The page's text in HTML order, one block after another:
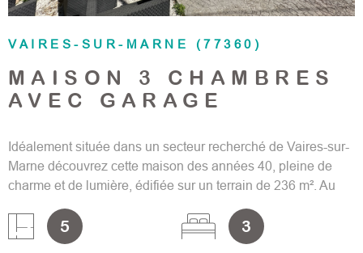
VAIRES-SUR-MARNE (77360)
MAISON 3 CHAMBRES
AVEC GARAGE
Idéalement située dans un secteur recherché de Vaires-sur-
Marne découvrez cette maison des années 40, pleine de
charme et de lumière, édifiée sur un terrain de 236 m². Au
séjour exposé Sud, une cuisine indépendante équipée
récente, une chambre avec mezzanine, wc. A l'étage, vous
5 3